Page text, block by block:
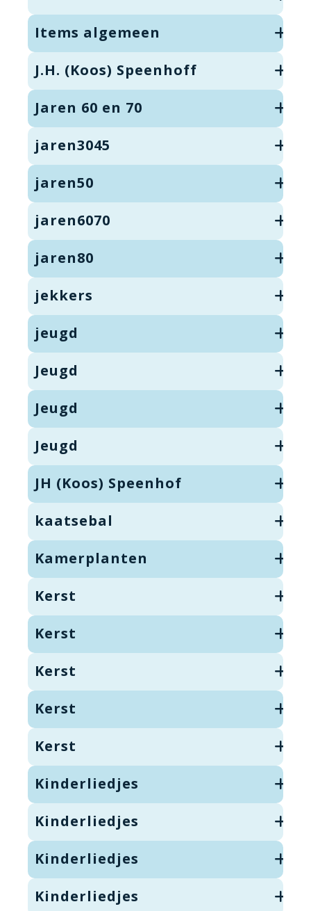
Items algemeen
J.H. (Koos) Speenhoff
Jaren 60 en 70
jaren3045
jaren50
jaren6070
jaren80
jekkers
jeugd
Jeugd
Jeugd
Jeugd
JH (Koos) Speenhof
kaatsebal
Kamerplanten
Kerst
Kerst
Kerst
Kerst
Kerst
Kinderliedjes
Kinderliedjes
Kinderliedjes
Kinderliedjes